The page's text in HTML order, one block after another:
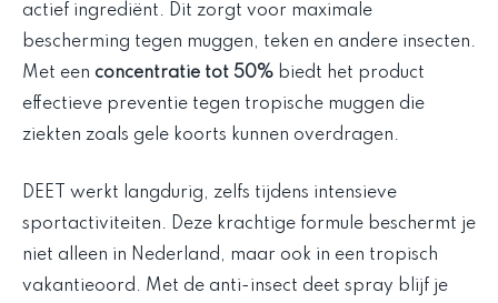
actief ingrediënt. Dit zorgt voor maximale
bescherming tegen muggen, teken en andere insecten.
Met een concentratie tot 50% biedt het product
effectieve preventie tegen tropische muggen die
ziekten zoals gele koorts kunnen overdragen.
DEET werkt langdurig, zelfs tijdens intensieve
sportactiviteiten. Deze krachtige formule beschermt je
niet alleen in Nederland, maar ook in een tropisch
vakantieoord. Met de anti-insect deet spray blijf je